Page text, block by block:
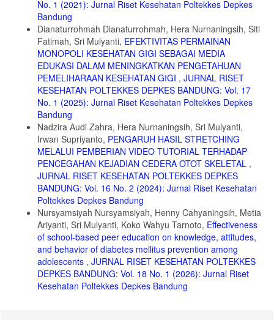
Albus Pada Remaja Putri. J Ris Kesehat Poltekkes Depkes Bandung.
2021;13(1):246-253. doi:10.34011/juriskesbdg.v13i1.1919
10. Pascawati R, Hidayanti D. Efektivitas Ekstrak Daun Sirih Merah
Terhadap Jumlah Koloni Bakteri Pada Remaja Perempuan Yang
Mengalami Keputihan. Media Penelit dan Pengemb Kesehat.
2024;34(4):918-926. doi:10.34011/jmp2k.v34i4.2394
11. Fitrie F, Safitri A. Hubungan Tingkat Stres dan Vulva Hygiene
dengan Keputihan pada Remaja Putri. Indones J Midwifery Sci.
2021;1(1):20-28.
12. Destariyani E, Dewi PP, Wahyuni E. Hubungan pengetahuan dan
sikap dengan keputihan. J Ilm Kebidanan (The J Midwifery).
2023;11(1):58-63. doi:10.33992/jik.v11i1.2525
13. Puspawarna D, Sri A, Aryastuti A, Widiawati S. Hubungan antara
Pengetahuan, Sikap, dan Perilaku mengenai Vulva Hygiene terhadap
Kejadian Keputihan Patologis pada Siswi SMPN 1 Selemadeg Barat,
Tabanan, Bali. Aesculapius Med J. 2024;4(2):244-251.
14. Wahyuni, Wisudawan, DahliaH, Hapsari P, Arifin FA. Hubungan
Pengetahuan Sikap dan Perilaku Vaginal Ygiene terhadap kejadian
Fluor Albus pada Siswi SMAN 17 Makassar. J Mhs Kedokt.
2023;3(4):290-299.
15. Sukamto N, Yahya YF, Handayani D, F A, Liberty I. Hubungan
Pengetahuan, Sikap, dan Perilaku Perawatan Vagina Terhadap
Kejadian Keputihan Patologis pada Mahasiswi Program Studi
No. 1 (2021): Jurnal Riset Kesehatan Poltekkes Depkes
Bandung
Dianaturrohmah Dianaturrohmah, Hera Nurnaningsih, Siti
Fatimah, Sri Mulyanti, EFEKTIVITAS PERMAINAN
MONOPOLI KESEHATAN GIGI SEBAGAI MEDIA
EDUKASI DALAM MENINGKATKAN PENGETAHUAN
PEMELIHARAAN KESEHATAN GIGI , JURNAL RISET
KESEHATAN POLTEKKES DEPKES BANDUNG: Vol. 17
No. 1 (2025): Jurnal Riset Kesehatan Poltekkes Depkes
Bandung
Nadzira Audi Zahra, Hera Nurnaningsih, Sri Mulyanti,
Irwan Supriyanto, PENGARUH HASIL STRETCHING
MELALUI PEMBERIAN VIDEO TUTORIAL TERHADAP
PENCEGAHAN KEJADIAN CEDERA OTOT SKELETAL ,
JURNAL RISET KESEHATAN POLTEKKES DEPKES
BANDUNG: Vol. 16 No. 2 (2024): Jurnal Riset Kesehatan
Poltekkes Depkes Bandung
Nursyamsiyah Nursyamsiyah, Henny Cahyaningsih, Metia
Ariyanti, Sri Mulyanti, Koko Wahyu Tarnoto, Effectiveness
of school-based peer education on knowledge, attitudes,
and behavior of diabetes mellitus prevention among
adolescents , JURNAL RISET KESEHATAN POLTEKKES
DEPKES BANDUNG: Vol. 18 No. 1 (2026): Jurnal Riset
Kesehatan Poltekkes Depkes Bandung